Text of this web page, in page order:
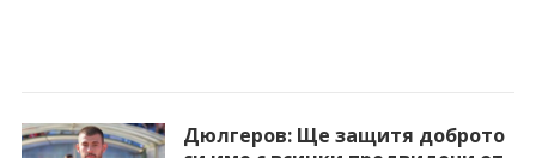
Дюлгеров: Ще защитя доброто